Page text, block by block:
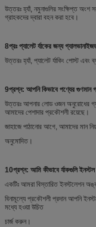
উত্তরঃ হ্যাঁ, নমুনাগুলির সংক্ষিপ্ত অংশ
গ্রাহকদের দ্বারা বহন করা হবে।
8প্রঃ প্যালেট র্যাকের জন্য
উত্তরঃ হ্যাঁ, প্যালেট র্যাকিং পোস্ট এবং
9প্রশ্ন: আপনি কিভাবে পণ্যের গুণমান
উত্তরঃ আপনার লোড ওজন অনুরোধের
আমাদের পেশাদার প্রকৌশলী রয়েছে।
জাহাজে পাঠানোর আগে, আমাদের মান
অনুমোদিত।
10প্রশ্ন: আমি কীভাবে র্যাকগুলি
একটিঃ আমরা বিস্তারিত ইনস্টলেশন
বিনামূল্যে প্রকৌশলী প্রদান আপনি
মধ্যে হওয়া উচিত
চার্জ করুন।